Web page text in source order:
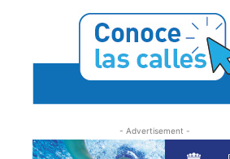
- Advertisement -